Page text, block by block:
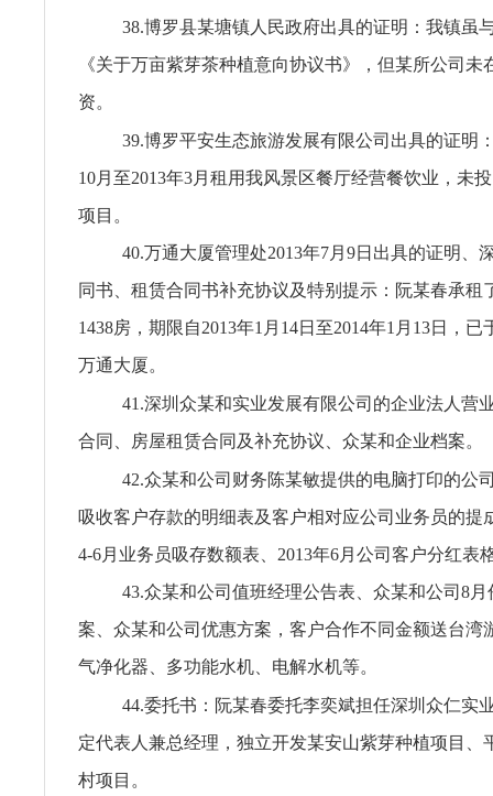
38.博罗县某塘镇人民政府出具的证明：我镇虽
《关于万亩紫芽茶种植意向协议书》，但某所公司未
资。
39.博罗平安生态旅游发展有限公司出具的证明
10月至2013年3月租用我风景区餐厅经营餐饮业，未
项目。
40.万通大厦管理处2013年7月9日出具的证明、
同书、租赁合同书补充协议及特别提示：阮某春承租
1438房，期限自2013年1月14日至2014年1月13日，已
万通大厦。
41.深圳众某和实业发展有限公司的企业法人营
合同、房屋租赁合同及补充协议、众某和企业档案。
42.众某和公司财务陈某敏提供的电脑打印的公
吸收客户存款的明细表及客户相对应公司业务员的提
4-6月业务员吸存数额表、2013年6月公司客户分红表
43.众某和公司值班经理公告表、众某和公司8
案、众某和公司优惠方案，客户合作不同金额送台湾
气净化器、多功能水机、电解水机等。
44.委托书：阮某春委托李奕斌担任深圳众仁实
定代表人兼总经理，独立开发某安山紫芽种植项目、
村项目。